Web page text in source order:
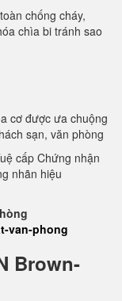
chống cháy,
chìa bi tránh sao
cơ được ưa chuộng
sạn, văn phòng
cấp Chứng nhận
nhãn hiệu
van-phong
Brown-